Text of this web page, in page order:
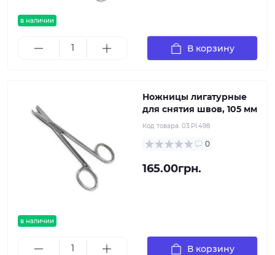
в наличии
В корзину
в наличии
Ножницы лигатурные
для снятия швов, 105 мм
Код товара: 03.PI.498
0
165.00грн.
В корзину